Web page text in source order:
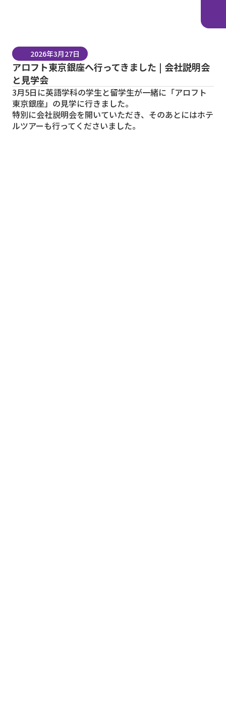
2026年3月27日
アロフト東京銀座へ行ってきました | 会社説明会
と見学会
3月5日に英語学科の学生と留学生が一緒に「アロフト
東京銀座」の見学に行きました。
特別に会社説明会を開いていただき、そのあとにはホテ
ルツアーも行ってくださいました。